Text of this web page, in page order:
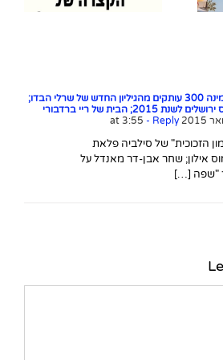
ואנני די דונה, מאנגלית:
ספרות ברשת:סטימצקי הזמינה 300 עותקים מהגיליון החדש של שרלי הבדו;
איסמעיל קדרה הוא חתן פרס ירושלים לשנת 2015; הבית של ריי ברדבורי
- Reply
הזכוכית" של סילביה פלאת
אילון; שחר אבן-דר מאנדל על
"שפה […]